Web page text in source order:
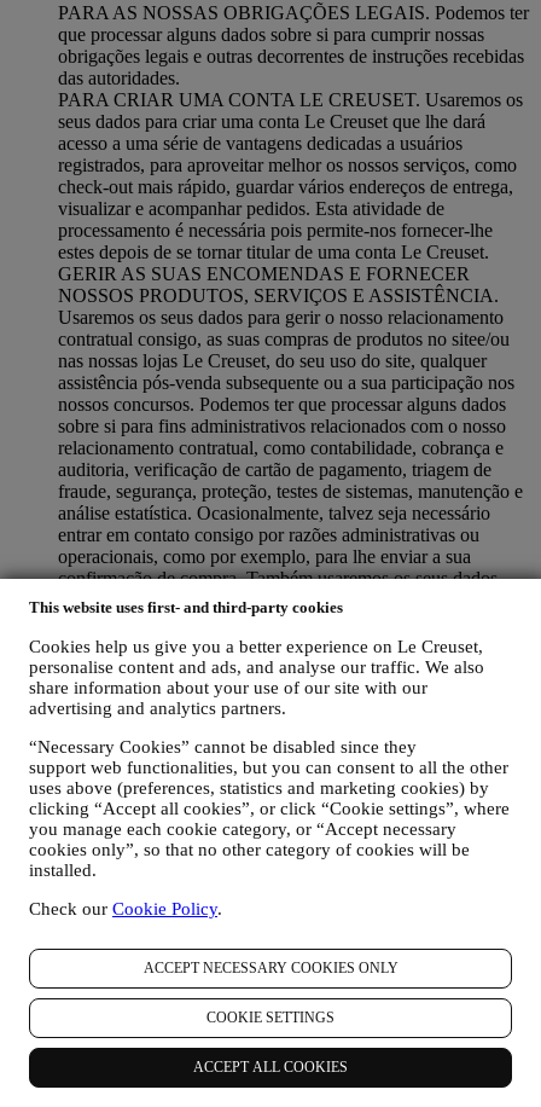
This website uses first- and third-party cookies
Cookies help us give you a better experience on Le Creuset,
personalise content and ads, and analyse our traffic. We also
share information about your use of our site with our
advertising and analytics partners.
“Necessary Cookies” cannot be disabled since they
support web functionalities, but you can consent to all the other
uses above (preferences, statistics and marketing cookies) by
clicking “Accept all cookies”, or click “Cookie settings”, where
you manage each cookie category, or “Accept necessary
cookies only”, so that no other category of cookies will be
installed.
Check our Cookie Policy.
ACCEPT NECESSARY COOKIES ONLY
COOKIE SETTINGS
ACCEPT ALL COOKIES
PARA AS NOSSAS OBRIGAÇÕES LEGAIS. Podemos ter
que processar alguns dados sobre si para cumprir nossas
obrigações legais e outras decorrentes de instruções recebidas
das autoridades.
PARA CRIAR UMA CONTA LE CREUSET. Usaremos os
seus dados para criar uma conta Le Creuset que lhe dará
acesso a uma série de vantagens dedicadas a usuários
registrados, para aproveitar melhor os nossos serviços, como
check-out mais rápido, guardar vários endereços de entrega,
visualizar e acompanhar pedidos. Esta atividade de
processamento é necessária pois permite-nos fornecer-lhe
estes depois de se tornar titular de uma conta Le Creuset.
GERIR AS SUAS ENCOMENDAS E FORNECER
NOSSOS PRODUTOS, SERVIÇOS E ASSISTÊNCIA.
Usaremos os seus dados para gerir o nosso relacionamento
contratual consigo, as suas compras de produtos no sitee/ou
nas nossas lojas Le Creuset, do seu uso do site, qualquer
assistência pós-venda subsequente ou a sua participação nos
nossos concursos. Podemos ter que processar alguns dados
sobre si para fins administrativos relacionados com o nosso
relacionamento contratual, como contabilidade, cobrança e
auditoria, verificação de cartão de pagamento, triagem de
fraude, segurança, proteção, testes de sistemas, manutenção e
análise estatística. Ocasionalmente, talvez seja necessário
entrar em contato consigo por razões administrativas ou
operacionais, como por exemplo, para lhe enviar a sua
confirmação de compra. Também usaremos os seus dados
pessoais para responder às suas solicitações enviadas através
dos formulários do site ou de outros canais. Podemos
processar os seus dados com base no nosso interesse legítimo
(devidamente equilibrado com os seus direitos e liberdades)
para lhe enviar e-mails de seguimento no caso de ter
adicionado itens no nosso carrinho online sem completar a
determinado período de tempo, não lhe serão enviadas mais
comunicações de seguimento.
PARA O INFORMAR SOBRE NOVIDADES OU
OFERTAS SOBRE PRODUTOS LE CREUSET. Se
consentiu em fazer (por exemplo, ao assinar a nossa
newsletter ao criar uma conta no nosso site), enviaremos
comunicações de marketing personalizadas e notícias sobre
iniciativas relacionadas à Le Creuset promovidas pelas
também das suas preferências. Entraremos em contato por e-
mail, SMS ou redes social, mas também usando meios
automatizados. Essas comunicações estarão relacionadas com
os produtos Le Creuset ou novas aberturas de lojas, eventos
exclusivos, concursos, pesquisas, demonstrações organizadas
pela Le Creuset ou ofertas especiais. Estas comunicações
podem ser selecionadas ou personalizadas para si com base